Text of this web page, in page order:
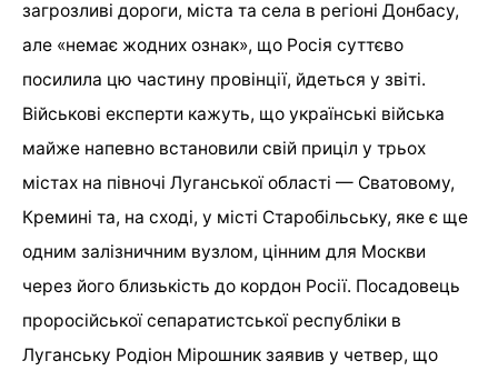
загрозливі дороги, міста та села в регіоні Донбасу,
але «немає жодних ознак», що Росія суттєво
посилила цю частину провінції, йдеться у звіті.
Військові експерти кажуть, що українські війська
майже напевно встановили свій приціл у трьох
містах на півночі Луганської області — Сватовому,
Кремині та, на сході, у місті Старобільську, яке є ще
одним залізничним вузлом, цінним для Москви
через його близькість до кордон Росії. Посадовець
проросійської сепаратистської республіки в
Луганську Родіон Мірошник заявив у четвер, що